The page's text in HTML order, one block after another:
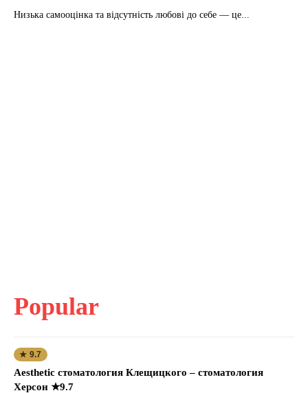
Низька самооцінка та відсутність любові до себе — це...
Popular
★ 9.7
Aesthetic стоматология Клещицкого – стоматология
Херсон ★9.7